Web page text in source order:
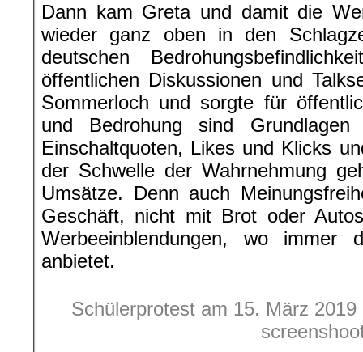
Dann kam Greta und damit die
wieder ganz oben in den
deutschen
öffentlichen Diskussionen und
Sommerloch und sorgte für
und Bedrohung sind
Einschaltquoten, Likes und Klicks
der Schwelle der Wahrnehmung
Umsätze. Denn auch
Geschäft, nicht mit Brot oder
Werbeeinblendungen, wo
anbietet.
Schülerprotest am 15. März